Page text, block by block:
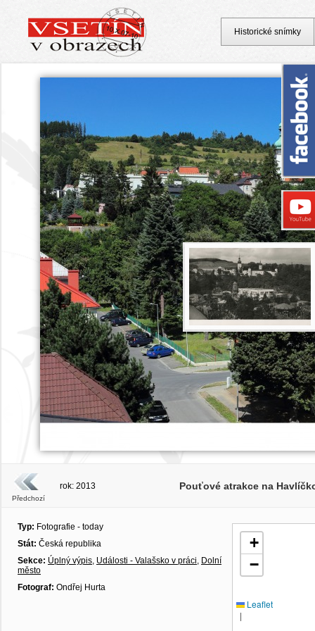
Předchozí
rok: 2013 Pouťové atrakce na
Typ: Fotografie - today
Stát: Česká republika
Sekce: Úplný výpis, Události - Valašsko v práci, Dolní
město
Fotograf: Ondřej Hurta
+
−
Leaflet
|
Historické snímky